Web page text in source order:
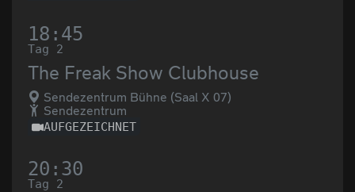
18:45
Tag 2
The Freak Show Clubhouse
Sendezentrum Bühne (Saal X 07)
Sendezentrum
AUFGEZEICHNET
20:30
Tag 2